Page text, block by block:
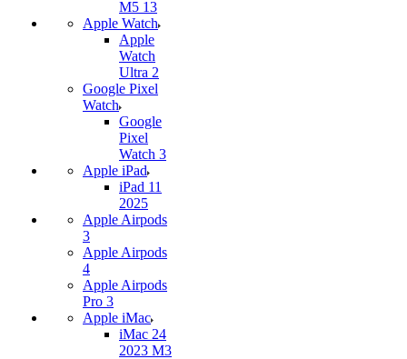
M5 13
Apple Watch
Apple
Watch
Ultra 2
Google Pixel
Watch
Google
Pixel
Watch 3
Apple iPad
iPad 11
2025
Apple Airpods
3
Apple Airpods
4
Apple Airpods
Pro 3
Apple iMac
iMac 24
2023 M3